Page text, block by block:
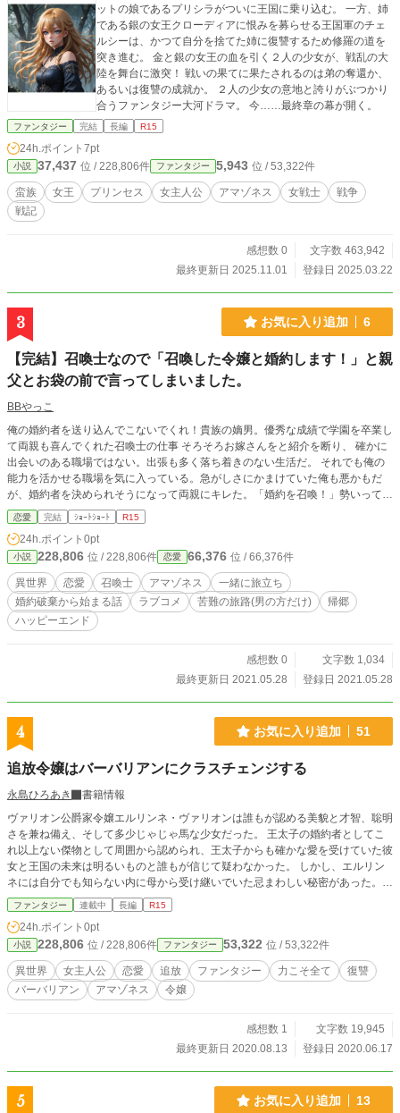
ットの娘であるプリシラがついに王国に乗り込む。 一方、姉
である銀の女王クローディアに恨みを募らせる王国軍のチェ
ルシーは、かつて自分を捨てた姉に復讐するため修羅の道を
突き進む。 金と銀の女王の血を引く２人の少女が、戦乱の大
陸を舞台に激突！ 戦いの果てに果たされるのは弟の奪還か、
あるいは復讐の成就か。 ２人の少女の意地と誇りがぶつかり
合うファンタジー大河ドラマ。 今……最終章の幕が開く。
ファンタジー 完結 長編 R15
24h.ポイント 7pt
小説 37,437 位 / 228,806件 ファンタジー 5,943 位 / 53,322件
蛮族 女王 プリンセス 女主人公 アマゾネス 女戦士
戦争
戦記
感想数 0
文字数 463,942
最終更新日 2025.11.01
登録日 2025.03.22
3 お気に入り追加 6
【完結】召喚士なので「召喚した令嬢と婚約します！」と親
父とお袋の前で言ってしまいました。
BBやっこ
俺の婚約者を送り込んでこないでくれ！貴族の嫡男。優秀な成績で学園を卒業し
て両親も喜んでくれた召喚士の仕事 そろそろお嫁さんをと紹介を断り、 確かに
出会いのある職場ではない。出張も多く落ち着きのない生活だ。 それでも俺の
能力を活かせる職場を気に入っている。急がしさにかまけていた俺も悪かもだ
が、婚約者を決められそうになって両親にキレた。「婚約を召喚！」勢いって怖
いな。
恋愛 完結 ｼｮｰﾄｼｮｰﾄ R15
24h.ポイント 0pt
小説 228,806 位 / 228,806件 恋愛 66,376 位 / 66,376件
異世界 恋愛 召喚士 アマゾネス
一緒に旅立ち
婚約破棄から始まる話
ラブコメ 苦難の旅路(男の方だけ)
帰郷
ハッピーエンド
感想数 0
文字数 1,034
最終更新日 2021.05.28
登録日 2021.05.28
4 お気に入り追加 51
追放令嬢はバーバリアンにクラスチェンジする
永島ひろあき
書籍情報
ヴァリオン公爵家令嬢エルリンネ・ヴァリオンは誰もが認める美貌と才智、聡明
さを兼ね備え、そして多少じゃじゃ馬な少女だった。 王太子の婚約者としてこ
れ以上ない傑物として周囲から認められ、王太子からも確かな愛を受けていた彼
女と王国の未来は明るいものと誰もが信じて疑わなかった。 しかし、エルリン
ネには自分でも知らない内に母から受け継いでいた忌まわしい秘密があった。
その秘密が暴かれた時、エルリンネは公爵家令嬢としての身分を剥奪され、婚約
を破棄され、王国から追放されてしまう。さらには何者かに命まで狙われる始
末。 自分には非が無いにも関わらず次々と襲い来る不幸と理不尽に、ついにエ
ルリンネの我慢が限界を迎えた時、彼女は自分を陥れた誰かへ復讐を誓うのだっ
た。
ファンタジー 連載中 長編 R15
24h.ポイント 0pt
小説 228,806 位 / 228,806件 ファンタジー 53,322 位 / 53,322件
異世界 女主人公 恋愛 追放 ファンタジー 力こそ全て
復讐
バーバリアン
アマゾネス 令嬢
感想数 1
文字数 19,945
最終更新日 2020.08.13
登録日 2020.06.17
5 お気に入り追加 13